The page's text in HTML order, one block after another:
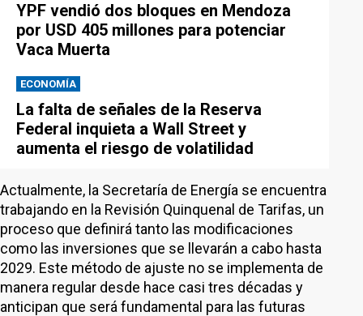
YPF vendió dos bloques en Mendoza
por USD 405 millones para potenciar
Vaca Muerta
ECONOMÍA
La falta de señales de la Reserva
Federal inquieta a Wall Street y
aumenta el riesgo de volatilidad
Actualmente, la Secretaría de Energía se encuentra
trabajando en la Revisión Quinquenal de Tarifas, un
proceso que definirá tanto las modificaciones
como las inversiones que se llevarán a cabo hasta
2029. Este método de ajuste no se implementa de
manera regular desde hace casi tres décadas y
anticipan que será fundamental para las futuras